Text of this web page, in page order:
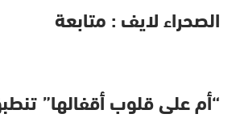
الصحراء لايف : متابعة
“أم على قلوب أقفالها”